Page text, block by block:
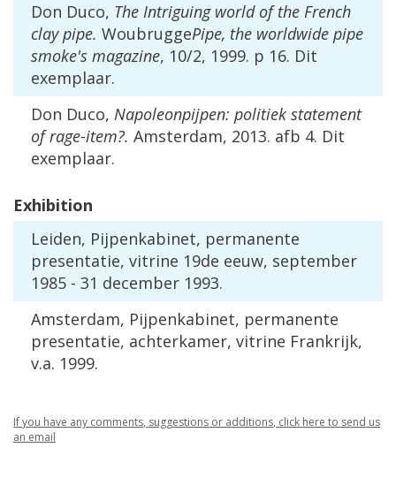
Don Duco, The Intriguing world of the French
clay pipe. WoubruggePipe, the worldwide pipe
smoke's magazine, 10/2, 1999. p 16. Dit
exemplaar.
Don Duco, Napoleonpijpen: politiek statement
of rage-item?. Amsterdam, 2013. afb 4. Dit
exemplaar.
Exhibition
Leiden, Pijpenkabinet, permanente
presentatie, vitrine 19de eeuw, september
1985 - 31 december 1993.
Amsterdam, Pijpenkabinet, permanente
presentatie, achterkamer, vitrine Frankrijk,
v.a. 1999.
Ifyou have any comments, suggestions or additions, click here to send us
an email